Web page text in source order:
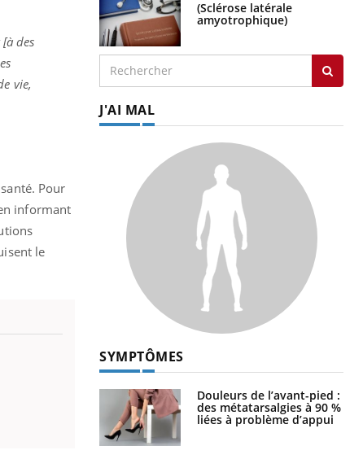
des
vie,
Pour
informant
le
(Sclérose latérale
amyotrophique)
J'AI MAL
SYMPTÔMES
Douleurs de l’avant-pied :
des métatarsalgies à 90 %
liées à problème d’appui